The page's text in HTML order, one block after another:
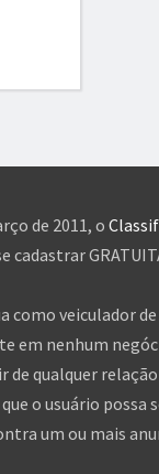
de 2011, o
cadastrar
como veiculador
em nenhum
de qualquer
o usuário
um ou mais